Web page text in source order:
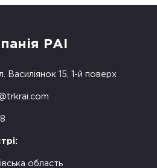
РАІ
Василіянок 15, 1-й поверх
область